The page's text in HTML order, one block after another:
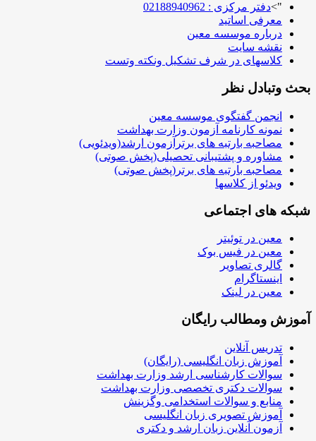
">دفتر مرکزی : 02188940962
معرفی اساتید
درباره موسسه معین
نقشه سایت
کلاسهای در شرف تشکیل ونکته وتست
بحث وتبادل نظر
انجمن گفتگوی موسسه معین
نمونه کارنامه آزمون وزارت بهداشت
مصاحبه بارتبه های برترآزمون ارشد(ویدئویی)
مشاوره و پشتیبانی تحصیلی(پخش صوتی)
مصاحبه بارتبه های برتر(پخش صوتی)
ویدئو از کلاسها
شبکه های اجتماعی
معین در توئیتر
معین در فیس بوک
گالری تصاویر
اینستاگرام
معین در لینک
آموزش ومطالب رایگان
تدریس آنلاین
آموزش زبان انگلیسی (رایگان)
سوالات کارشناسی ارشد وزارت بهداشت
سوالات دکتری تخصصی وزارت بهداشت
منابع و سوالات استخدامی وگزینش
آموزش تصویری زبان انگلیسی
آزمون آنلاین زبان ارشد و دکتری